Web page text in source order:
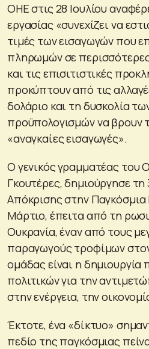
ΟΗΕ στις 28 Ιουλίου
εργασίας «συνεχίζει να
τιμές των εισαγωγών που
πληρωμών σε
και τις επισιτιστικές
προκύπτουν από τις
δολάριο και τη δυσκολία
προϋπολογισμών να βρουν
«αναγκαίες εισαγωγές».
Ο γενικός γραμματέας του
Γκουτέρες, δημιούργησε
Απόκρισης στην Παγκόσμια
Μάρτιο, έπειτα από τη
Ουκρανία, έναν από τους
παραγωγούς τροφίμων
ομάδας είναι η
πολιτικών για την
στην ενέργεια, την
Έκτοτε, ένα «δίκτυο»
πεδίο της παγκόσμιας